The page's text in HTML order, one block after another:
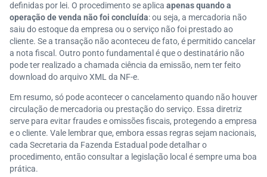
definidas por lei. O procedimento se aplica apenas quando a
operação de venda não foi concluída: ou seja, a mercadoria não
saiu do estoque da empresa ou o serviço não foi prestado ao
cliente. Se a transação não aconteceu de fato, é permitido cancelar
a nota fiscal. Outro ponto fundamental é que o destinatário não
pode ter realizado a chamada ciência da emissão, nem ter feito
download do arquivo XML da NF-e.
Em resumo, só pode acontecer o cancelamento quando não houver
circulação de mercadoria ou prestação do serviço. Essa diretriz
serve para evitar fraudes e omissões fiscais, protegendo a empresa
e o cliente. Vale lembrar que, embora essas regras sejam nacionais,
cada Secretaria da Fazenda Estadual pode detalhar o
procedimento, então consultar a legislação local é sempre uma boa
prática.